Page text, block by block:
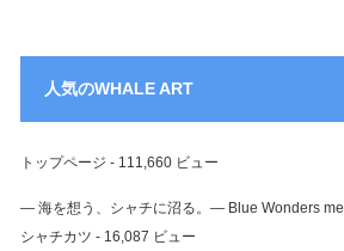
人気のWHALE ART
トップページ - 111,660 ビュー
― 海を想う、シャチに沼る。― Blue Wonders
シャチカツ - 16,087 ビュー